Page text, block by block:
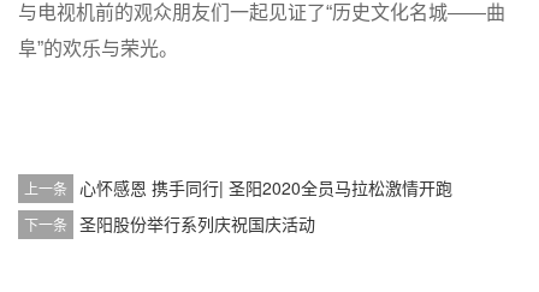
与电视机前的观众朋友们一起见证了“历史文化名城——曲
阜”的欢乐与荣光。
上一条 心怀感恩 携手同行| 圣阳2020全员马拉松激情开跑
下一条 圣阳股份举行系列庆祝国庆活动